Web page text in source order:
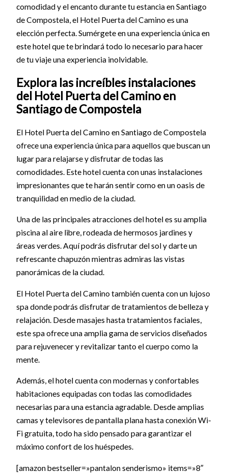
comodidad y el encanto durante tu estancia en Santiago
de Compostela, el Hotel Puerta del Camino es una
elección perfecta. Sumérgete en una experiencia única en
este hotel que te brindará todo lo necesario para hacer
de tu viaje una experiencia inolvidable.
Explora las increíbles instalaciones
del Hotel Puerta del Camino en
Santiago de Compostela
El Hotel Puerta del Camino en Santiago de Compostela
ofrece una experiencia única para aquellos que buscan un
lugar para relajarse y disfrutar de todas las
comodidades. Este hotel cuenta con unas instalaciones
impresionantes que te harán sentir como en un oasis de
tranquilidad en medio de la ciudad.
Una de las principales atracciones del hotel es su amplia
piscina al aire libre, rodeada de hermosos jardines y
áreas verdes. Aquí podrás disfrutar del sol y darte un
refrescante chapuzón mientras admiras las vistas
panorámicas de la ciudad.
El Hotel Puerta del Camino también cuenta con un lujoso
spa donde podrás disfrutar de tratamientos de belleza y
relajación. Desde masajes hasta tratamientos faciales,
este spa ofrece una amplia gama de servicios diseñados
para rejuvenecer y revitalizar tanto el cuerpo como la
mente.
Además, el hotel cuenta con modernas y confortables
habitaciones equipadas con todas las comodidades
necesarias para una estancia agradable. Desde amplias
camas y televisores de pantalla plana hasta conexión Wi-
Fi gratuita, todo ha sido pensado para garantizar el
máximo confort de los huéspedes.
[amazon bestseller=»pantalon senderismo» items=»8″